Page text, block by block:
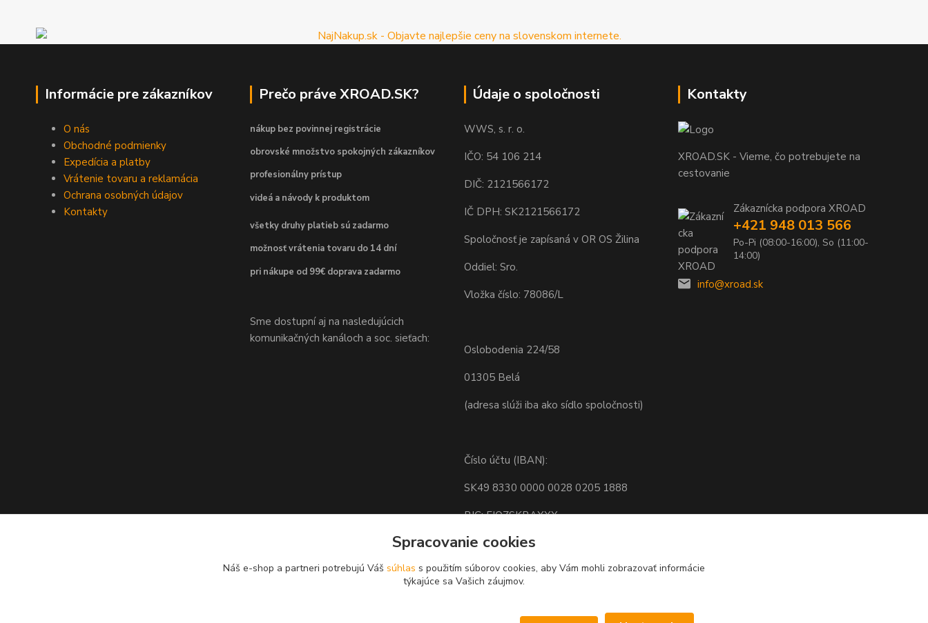
Informácie pre zákazníkov
O nás
Obchodné podmienky
Expedícia a platby
Vrátenie tovaru a reklamácia
Ochrana osobných údajov
Kontakty
Prečo práve XROAD.SK?
nákup bez povinnej registrácie
obrovské množstvo spokojných zákazníkov
profesionálny prístup
videá a návody k produktom
všetky druhy platieb sú zadarmo
možnosť vrátenia tovaru do 14 dní
pri nákupe od 99€ doprava zadarmo
Sme dostupní aj na nasledujúcich
komunikačných kanáloch a soc. sieťach:
Údaje o spoločnosti
WWS, s. r. o.
IČO: 54 106 214
DIČ: 2121566172
IČ DPH: SK2121566172
Spoločnosť je zapísaná v OR OS Žilina
Oddiel: Sro.
Vložka číslo: 78086/L
Oslobodenia 224/58
01305 Belá
(adresa slúži iba ako sídlo spoločnosti)
Číslo účtu (IBAN):
SK49 8330 0000 0028 0205 1888
BIC: FIOZSKBAXXX
Kontakty
XROAD.SK - Vieme, čo potrebujete na
cestovanie
Zákaznícka podpora XROAD
+421 948 013 566
Po-Pi (08:00-16:00), So (11:00-
14:00)
info@xroad.sk
Spracovanie cookies
Náš e-shop a partneri potrebujú Váš súhlas s použitím súborov cookies, aby Vám mohli zobrazovať informácie
týkajúce sa Vašich záujmov.